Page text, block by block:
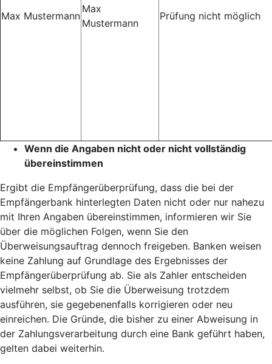
Max Mustermann
Max
Mustermann
Prüfung nicht möglich
Wenn die Angaben nicht oder nicht vollständig
übereinstimmen
Ergibt die Empfängerüberprüfung, dass die bei der
Empfängerbank hinterlegten Daten nicht oder nur nahezu
mit Ihren Angaben übereinstimmen, informieren wir Sie
über die möglichen Folgen, wenn Sie den
Überweisungsauftrag dennoch freigeben. Banken weisen
keine Zahlung auf Grundlage des Ergebnisses der
Empfängerüberprüfung ab. Sie als Zahler entscheiden
vielmehr selbst, ob Sie die Überweisung trotzdem
ausführen, sie gegebenenfalls korrigieren oder neu
einreichen. Die Gründe, die bisher zu einer Abweisung in
der Zahlungsverarbeitung durch eine Bank geführt haben,
gelten dabei weiterhin.